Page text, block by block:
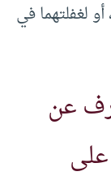
لغفلتهما في
عن